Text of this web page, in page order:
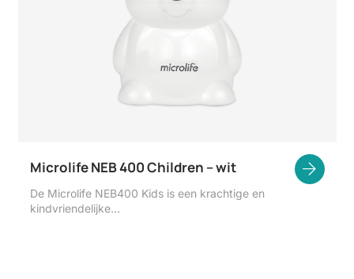
Microlife NEB 400 Children – wit
De Microlife NEB400 Kids is een krachtige en
kindvriendelijke…